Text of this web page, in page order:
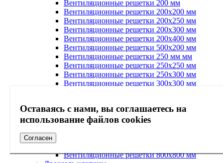
Оставаясь с нами, вы соглашаетесь на
использование файлов cookies
Согласен
Вентиляционные решетки 200 мм
Вентиляционные решетки 200х200 мм
Вентиляционные решетки 200х250 мм
Вентиляционные решетки 200х300 мм
Вентиляционные решетки 200х400 мм
Вентиляционные решетки 500х200 мм
Вентиляционные решетки 250 мм мм
Вентиляционные решетки 250х250 мм
Вентиляционные решетки 250х300 мм
Вентиляционные решетки 300х300 мм
ventilyatsionnye-reshetki-400kh400-mm
Вентиляционные решетки 450х450 мм
Вентиляционные решетки 800х800 мм